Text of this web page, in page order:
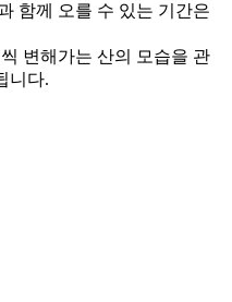
함께 오를 수 있는 기간은
변해가는 산의 모습을 관
니다.